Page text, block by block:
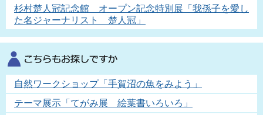
杉村楚人冠記念館 オープン記念特別展「我孫子を愛し
た名ジャーナリスト 楚人冠」
自然ワークショップ「手賀沼の魚をみよう」
テーマ展示「てがみ展 絵葉書いろいろ」